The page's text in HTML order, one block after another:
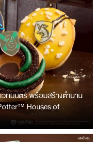
วทมนตร์ พร้อมสร้างตำนาน
Houses of